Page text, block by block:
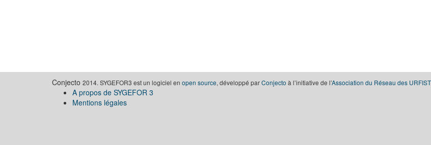
Conjecto 2014. SYGEFOR3 est un logiciel en open source, développé parConjecto à l’initiative de l’Association du Réseau des
A propos de SYGEFOR 3
Mentions légales